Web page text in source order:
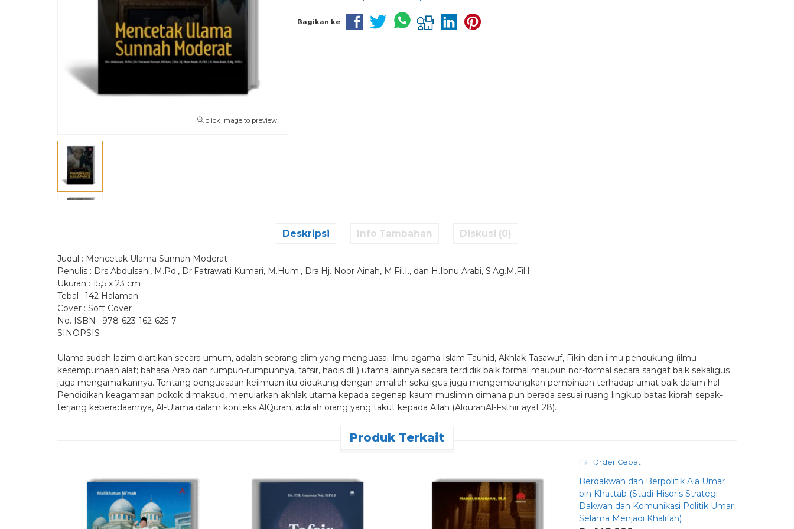
click image to preview
Bagikan ke
Deskripsi Info Tambahan Diskusi (0)
Judul : Mencetak Ulama Sunnah Moderat
Penulis : Drs Abdulsani, M.Pd., Dr.Fatrawati Kumari, M.Hum., Dra.Hj. Noor Ainah, M.Fil.I., dan H.Ibnu Arabi, S.Ag.M.Fil.I
Ukuran : 15,5 x 23 cm
Tebal : 142 Halaman
Cover : Soft Cover
No. ISBN : 978-623-162-625-7
SINOPSIS
Ulama sudah lazim diartikan secara umum, adalah seorang alim yang menguasai ilmu agama Islam Tauhid, Akhlak-Tasawuf, Fikih dan ilmu pendukung (ilmu
kesempurnaan alat; bahasa Arab dan rumpun-rumpunnya, tafsir, hadis dll.) utama lainnya secara terdidik baik formal maupun nor-formal secara sangat baik sekaligus
juga mengamalkannya. Tentang penguasaan keilmuan itu didukung dengan amaliah sekaligus juga mengembangkan pembinaan terhadap umat baik dalam hal
Pendidikan keagamaan pokok dimaksud, menularkan akhlak utama kepada segenap kaum muslimin dimana pun berada sesuai ruang lingkup batas kiprah sepak-
terjang keberadaannya, Al-Ulama dalam konteks AlQuran, adalah orang yang takut kepada Allah (AlquranAl-Fsthir ayat 28).
Produk Terkait
Order Cepat
Berdakwah dan Berpolitik Ala Umar
bin Khattab (Studi Hisoris Strategi
Dakwah dan Komunikasi Politik Umar
Selama Menjadi Khalifah)